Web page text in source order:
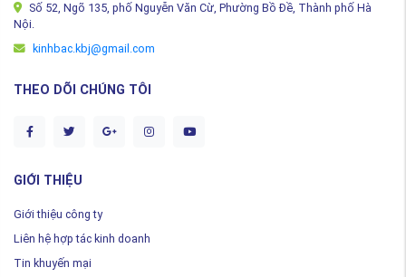
Số 52, Ngõ 135, phố Nguyễn Văn Cừ, Phường Bồ Đề, Thành phố Hà
Nội.
kinhbac.kbj@gmail.com
THEO DÕI CHÚNG TÔI
GIỚI THIỆU
Giới thiệu công ty
Liên hệ hợp tác kinh doanh
Tin khuyến mại